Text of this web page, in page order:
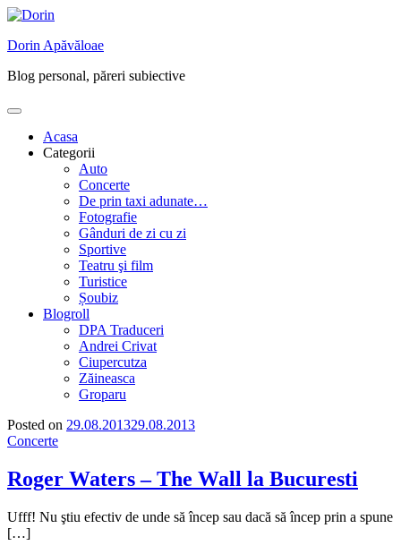
Skip
content
Dorin Apăvăloae
Blog personal, păreri subiective
Acasa
Categorii
Auto
Concerte
De prin taxi adunate…
Fotografie
Gânduri de zi cu zi
Sportive
Teatru şi film
Turistice
Șoubiz
Blogroll
DPA Traduceri
Andrei Crivat
Ciupercutza
Zăineasca
Groparu
Posted on 29.08.201329.08.2013
Concerte
Roger Waters – The Wall la Bucuresti
Ufff! Nu ştiu efectiv de unde să încep sau dacă să încep prin a spune
[…]